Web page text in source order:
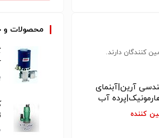
کنندگان دارند.
آرین|آبنمای
آب
خانگی|نازل کننده
محصولات و